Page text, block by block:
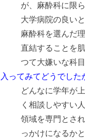
が、麻酔科に限
大学病院の良い
麻酔科を選んだ
直結することを
つて大嫌いな科
入ってみてどうでした
どんなに学年が
く相談しやすい
領域を専門とさ
っかけになるか